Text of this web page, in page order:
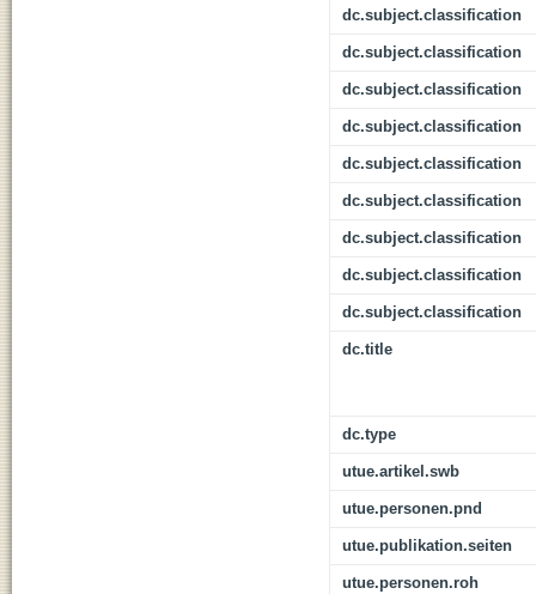
dc.subject.classification
dc.subject.classification
dc.subject.classification
dc.subject.classification
dc.subject.classification
dc.subject.classification
dc.subject.classification
dc.subject.classification
dc.subject.classification
dc.title
dc.type
utue.artikel.swb
utue.personen.pnd
utue.publikation.seiten
utue.personen.roh